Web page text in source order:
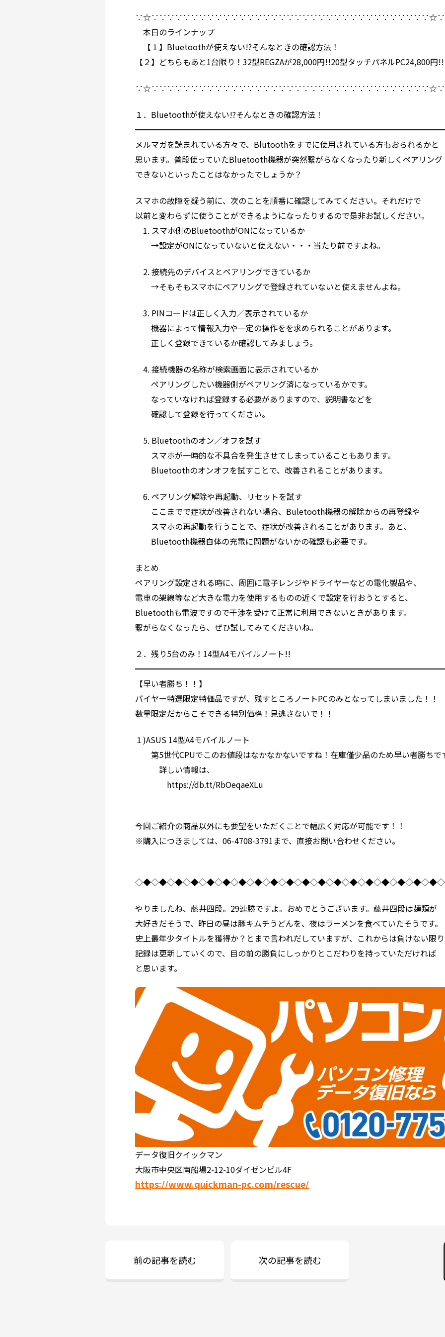
∵☆∵∵∵∵∵∵∵∵∵∵∵∵∵∵∵∵∵∵∵∵∵∵∵∵∵∵∵∵∵∵∵∵∵∵∵☆∵
本日のラインナップ
【１】Bluetoothが使えない!?そんなときの確認方法！
【２】どちらもあと1台限り！32型REGZAが28,000円!!20型タッチパネルPC24,800円!!
∵☆∵∵∵∵∵∵∵∵∵∵∵∵∵∵∵∵∵∵∵∵∵∵∵∵∵∵∵∵∵∵∵∵∵∵∵☆∵
１．Bluetoothが使えない!?そんなときの確認方法！
━━━━━━━━━━━━━━━━━━━━━━━━━━━━━━━━━━━━━━━
メルマガを読まれている方々で、Blutoothをすでに使用されている方もおられるかと
思います。普段使っていたBluetooth機器が突然繋がらなくなったり新しくペアリング
できないといったことはなかったでしょうか？
スマホの故障を疑う前に、次のことを順番に確認してみてください。それだけで
以前と変わらずに使うことができるようになったりするので是非お試しください。
1. スマホ側のBluetoothがONになっているか
→設定がONになっていないと使えない・・・当たり前ですよね。
2. 接続先のデバイスとペアリングできているか
→そもそもスマホにペアリングで登録されていないと使えませんよね。
3. PINコードは正しく入力／表示されているか
機器によって情報入力や一定の操作をを求められることがあります。
正しく登録できているか確認してみましょう。
4. 接続機器の名称が検索画面に表示されているか
ペアリングしたい機器側がペアリング済になっているかです。
なっていなければ登録する必要がありますので、説明書などを
確認して登録を行ってください。
5. Bluetoothのオン／オフを試す
スマホが一時的な不具合を発生させてしまっていることもあります。
Bluetoothのオンオフを試すことで、改善されることがあります。
6. ペアリング解除や再起動、リセットを試す
ここまでで症状が改善されない場合、Buletooth機器の解除からの再登録や
スマホの再起動を行うことで、症状が改善されることがあります。あと、
Bluetooth機器自体の充電に問題がないかの確認も必要です。
まとめ
ペアリング設定される時に、周囲に電子レンジやドライヤーなどの電化製品や、
電車の架線等など大きな電力を使用するものの近くで設定を行おうとすると、
Bluetoothも電波ですので干渉を受けて正常に利用できないときがあります。
繋がらなくなったら、ぜひ試してみてくださいね。
２．残り5台のみ！14型A4モバイルノート!!
━━━━━━━━━━━━━━━━━━━━━━━━━━━━━━━━━━━━━━━
【早い者勝ち！！】
バイヤー特選限定特価品ですが、残すところノートPCのみとなってしまいました！！
数量限定だからこそできる特別価格！見逃さないで！！
１)ASUS 14型A4モバイルノート
第5世代CPUでこのお値段はなかなかないですね！在庫僅少品のため早い者勝ちで
詳しい情報は、
https://db.tt/RbOeqaeXLu
今回ご紹介の商品以外にも要望をいただくことで幅広く対応が可能です！！
※購入につきましては、06-4708-3791まで、直接お問い合わせください。
やりましたね、藤井四段。29連勝ですよ。おめでとうございます。藤井四段は麺類が
大好きだそうで、昨日の昼は豚キムチうどんを、夜はラーメンを食べていたそうです。
史上最年少タイトルを獲得か？とまで言われだしていますが、これからは負けない限り
記録は更新していくので、目の前の勝負にしっかりとこだわりを持っていただければ
と思います。
データ復旧クイックマン
大阪市中央区南船場2-12-10ダイゼンビル4F
https://www.quickman-pc.com/rescue/
前の記事を読む 次の記事を読む